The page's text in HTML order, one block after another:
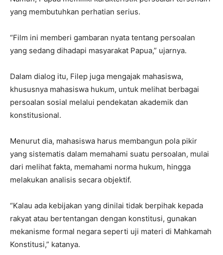
yang membutuhkan perhatian serius.
“Film ini memberi gambaran nyata tentang persoalan
yang sedang dihadapi masyarakat Papua,” ujarnya.
Dalam dialog itu, Filep juga mengajak mahasiswa,
khususnya mahasiswa hukum, untuk melihat berbagai
persoalan sosial melalui pendekatan akademik dan
konstitusional.
Menurut dia, mahasiswa harus membangun pola pikir
yang sistematis dalam memahami suatu persoalan, mulai
dari melihat fakta, memahami norma hukum, hingga
melakukan analisis secara objektif.
“Kalau ada kebijakan yang dinilai tidak berpihak kepada
rakyat atau bertentangan dengan konstitusi, gunakan
mekanisme formal negara seperti uji materi di Mahkamah
Konstitusi,” katanya.